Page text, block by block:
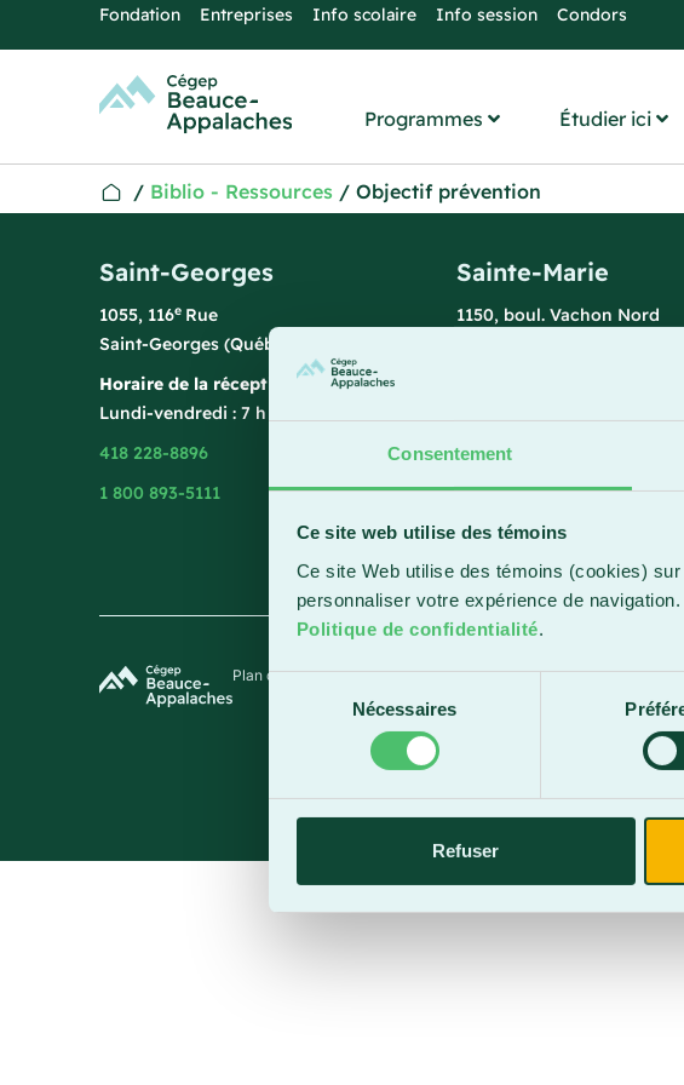
Consentement
Ce site web utilise des témoins
Ce site Web utilise des témoins (cookies)
personnaliser votre expérience de
Politique de confidentialité.
Sélection
consentement
Nécessaires
Refuser
Fondation Entreprises Info scolaire Info session Condors
Programmes Étudier ici
/ Biblio - Ressources / Objectif prévention
Saint-Georges
1055, 116e Rue
Saint-Georges (Québec) G5Y 3G1
Horaire de la réception
Lundi-vendredi : 7 h 45 à 15 h 45
418 228-8896
1 800 893-5111
Sainte-Marie
1150, boul. Vachon Nord
418 387-8896
Plan du siteTermes et conditionsPolitique de confidentialitéSite